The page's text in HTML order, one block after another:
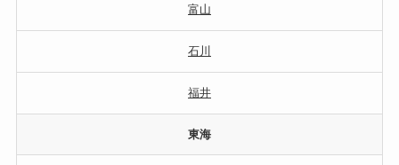
富山
石川
福井
東海